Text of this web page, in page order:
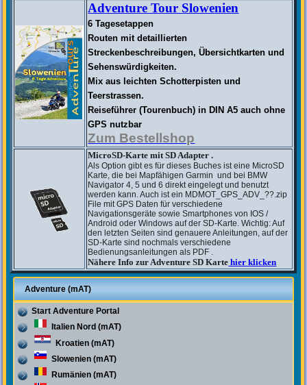
Adventure Tour Slowenien
6 Tagesetappen
Routen mit detaillierten
Streckenbeschreibungen, Übersichtkarten und
Sehenswürdigkeiten.
Mix aus leichten Schotterpisten und
Teerstrassen.
Reiseführer (Tourenbuch) in DIN A5auch ohne
GPS nutzbar
Zum Bestellshop
MicroSD-Karte mit SD Adapter .
Als Option gibt es für dieses Buches ist eine MicroSD
Karte, die bei Mapfähigen Garmin und bei BMW
Navigator 4, 5 und 6 direkt eingelegt und benutzt
werden kann. Auch ist ein MDMOT_GPS_ADV_??.zip
File mit GPS Daten für verschiedene
Navigationsgeräte sowie Smartphones von IOS /
Android oder Windows auf der SD-Karte. Wichtig: Auf
den letzten Seiten sind genauere Anleitungen, auf der
SD-Karte sind nochmals verschiedene
Bedienungsanleitungen als PDF .
Nähere Info zur Adventure SD Karte hier klicken
Adventure (mAT)
Start Adventure Portal
Italien Nord (mAT)
Kroatien (mAT)
Slowenien (mAT)
Rumänien (mAT)